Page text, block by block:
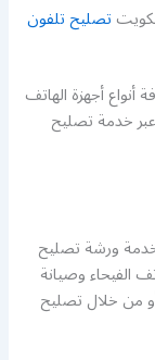
تصليح تلفون
أجهزة الهاتف
خدمة تصليح
ورشة تصليح
الفيحاء وصيانة
من خلال تصليح